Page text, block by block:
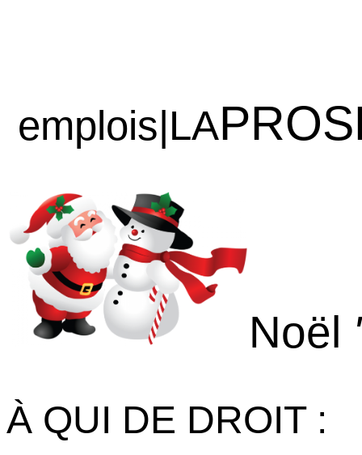
emplois|LA
Noël
À QUI DE DROIT :